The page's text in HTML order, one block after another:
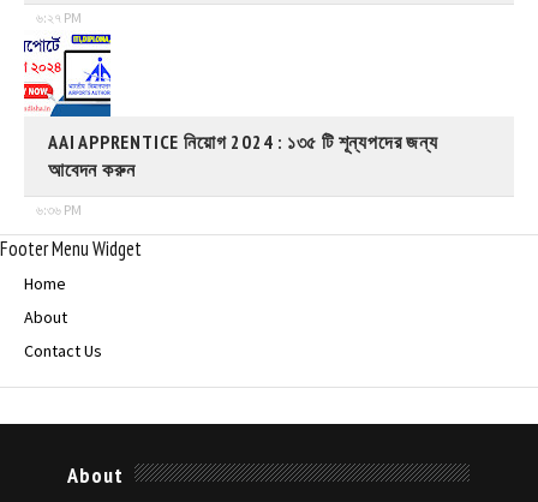
৬:২৭ PM
AAI APPRENTICE নিয়োগ 2024 : ১৩৫ টি শূন্যপদের জন্য
আবেদন করুন
৬:৩৬ PM
Footer Menu Widget
Home
About
Contact Us
About